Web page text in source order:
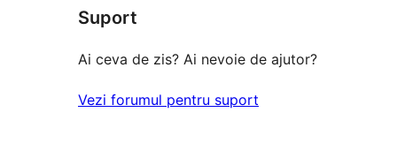
(stele)
recenzii
Suport
Ai ceva de zis? Ai nevoie de ajutor?
Vezi forumul pentru suport